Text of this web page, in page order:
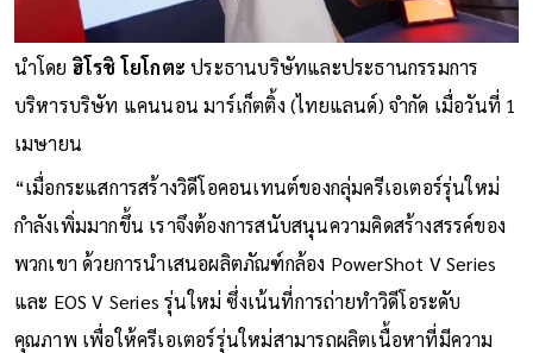
นำโดย ฮิโรชิ โยโกตะ ประธานบริษัทและประธานกรรมการ
บริหารบริษัท แคนนอน มาร์เก็ตติ้ง (ไทยแลนด์) จำกัด เมื่อวันที่ 1
เมษายน
“เมื่อกระแสการสร้างวิดีโอคอนเทนต์ของกลุ่มครีเอเตอร์รุ่นใหม่
กำลังเพิ่มมากขึ้น เราจึงต้องการสนับสนุนความคิดสร้างสรรค์ของ
พวกเขา ด้วยการนำเสนอผลิตภัณฑ์กล้อง PowerShot V Series
และ EOS V Series รุ่นใหม่ ซึ่งเน้นที่การถ่ายทำวิดีโอระดับ
คุณภาพ เพื่อให้ครีเอเตอร์รุ่นใหม่สามารถผลิตเนื้อหาที่มีความ